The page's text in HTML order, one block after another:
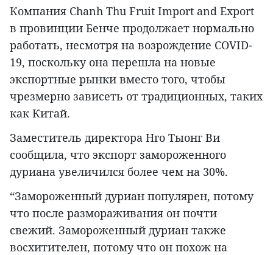
Компания Chanh Thu Fruit Import and Export
в провинции Бенче продолжает нормально
работать, несмотря на возрождение COVID-
19, поскольку она перешла на новые
экспортные рынки вместо того, чтобы
чрезмерно зависеть от традиционных, таких
как Китай.
Заместитель директора Нго Тыонг Ви
сообщила, что экспорт замороженного
дуриана увеличился более чем на 30%.
“Замороженный дуриан популярен, потому
что после размораживания он почти
свежий. Замороженный дуриан также
восхитителен, потому что он похож на